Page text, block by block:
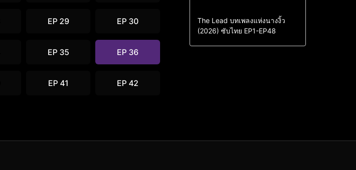
EP 29 EP 30
EP 35 EP 36
EP 41 EP 42
Drama
ซีรี่ย์จีน
ซีรี่ย์จีนซับไทย
The Lead บทเพลงแห่งนางงิ้ว
(2026) ซับไทย EP1-EP48